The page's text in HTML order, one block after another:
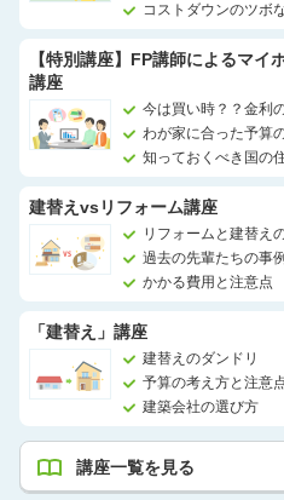
コストダウンのツボ
【特別講座】FP講師によるマイ
講座
今は買い時？？金利
わが家に合った予算
知っておくべき国の
建替えvsリフォーム講座
リフォームと建替え
過去の先輩たちの事
かかる費用と注意点
「建替え」講座
建替えのダンドリ
予算の考え方と注意
建築会社の選び方
講座一覧を見る